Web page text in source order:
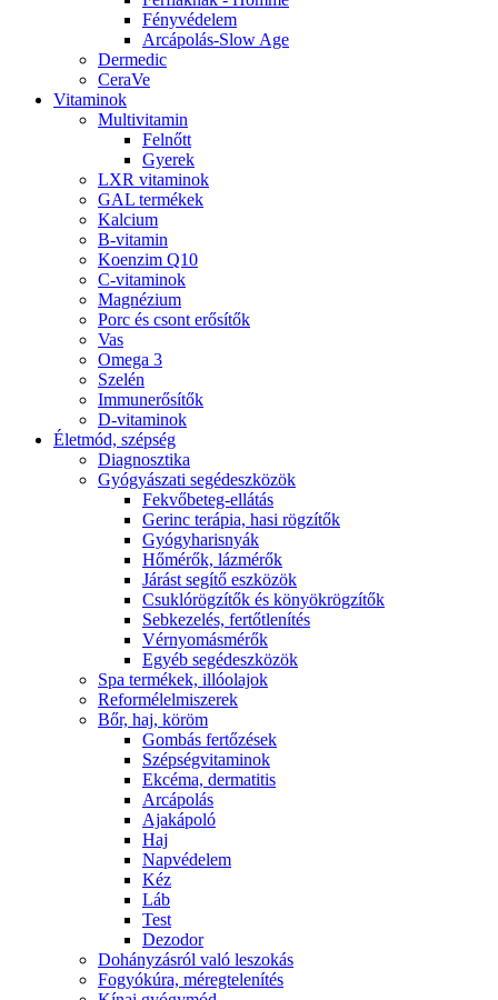
Fényvédelem
Arcápolás-Slow Age
Dermedic
CeraVe
Vitaminok
Multivitamin
Felnőtt
Gyerek
LXR vitaminok
GAL termékek
Kalcium
B-vitamin
Koenzim Q10
C-vitaminok
Magnézium
Porc és csont erősítők
Vas
Omega 3
Szelén
Immunerősítők
D-vitaminok
Életmód, szépség
Diagnosztika
Gyógyászati segédeszközök
Fekvőbeteg-ellátás
Gerinc terápia, hasi rögzítők
Gyógyharisnyák
Hőmérők, lázmérők
Járást segítő eszközök
Csuklórögzítők és könyökrögzítők
Sebkezelés, fertőtlenítés
Vérnyomásmérők
Egyéb segédeszközök
Spa termékek, illóolajok
Reformélelmiszerek
Bőr, haj, köröm
Gombás fertőzések
Szépségvitaminok
Ekcéma, dermatitis
Arcápolás
Ajakápoló
Haj
Napvédelem
Kéz
Láb
Test
Dezodor
Dohányzásról való leszokás
Fogyókúra, méregtelenítés